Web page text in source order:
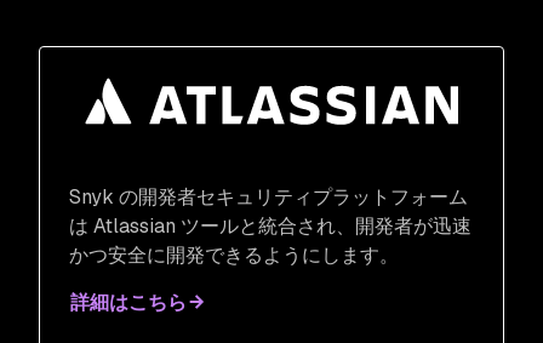
Snyk の開発者セキュリティプラットフォーム
は Atlassian ツールと統合され、開発者が迅速
かつ安全に開発できるようにします。
詳細はこちら